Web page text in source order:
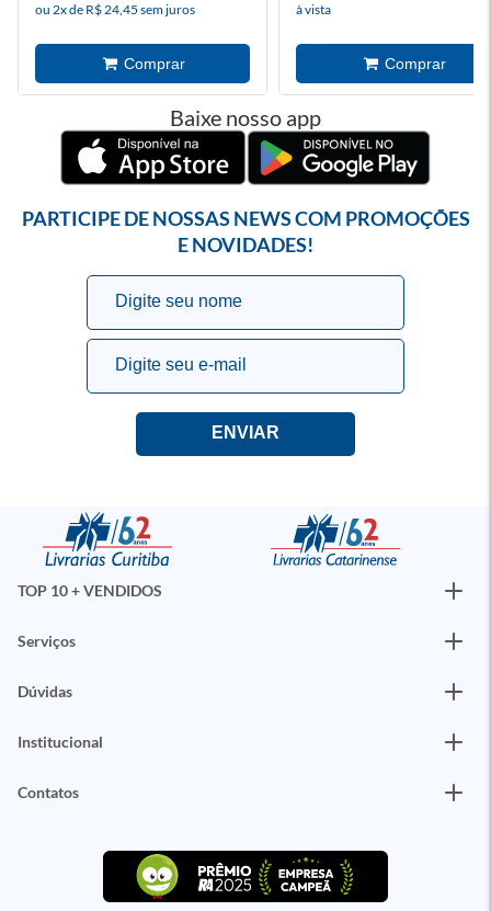
ou 2x de R$ 24,45 sem juros à vista
Baixe nosso app
PARTICIPE DE NOSSAS NEWS COM PROMOÇÕES
E NOVIDADES!
TOP 10 + VENDIDOS
Serviços
Dúvidas
Institucional
Contatos